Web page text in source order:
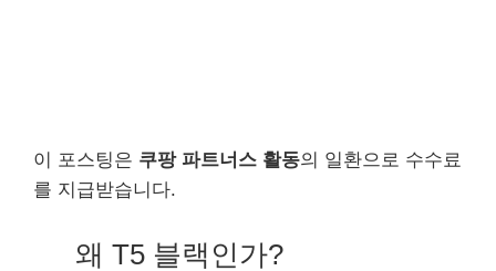
이 포스팅은 쿠팡 파트너스 활동의 일환으로 수수료
를 지급받습니다.
왜 T5 블랙인가?